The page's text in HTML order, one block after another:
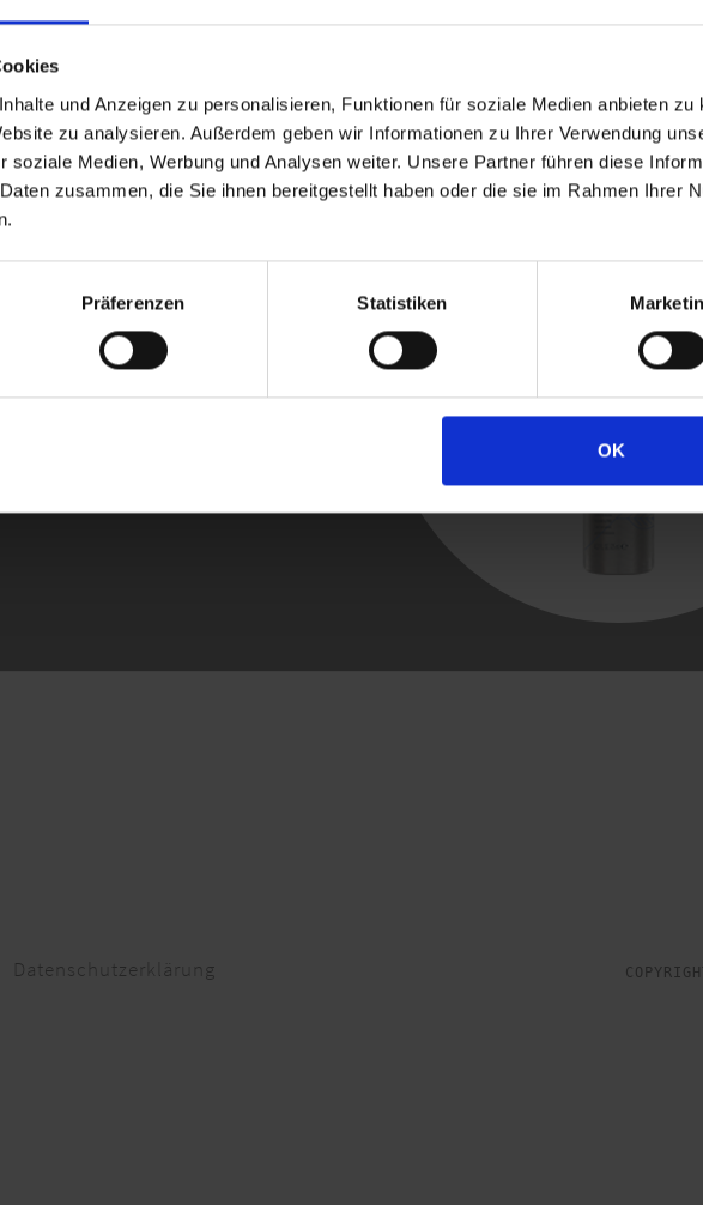
und Anzeigen zu personalisieren, Funktionen für soziale Medien anbieten zu
zu analysieren. Außerdem geben wir Informationen zu Ihrer Verwendung
soziale Medien, Werbung und Analysen weiter. Unsere Partner führen diese
zusammen, die Sie ihnen bereitgestellt haben oder die sie im Rahmen Ihrer
Präferenzen Statistiken
OK
eine gezielte und
Erleichtert das
Geschmeidigkeit, Glanz
Datenschutzerklärung